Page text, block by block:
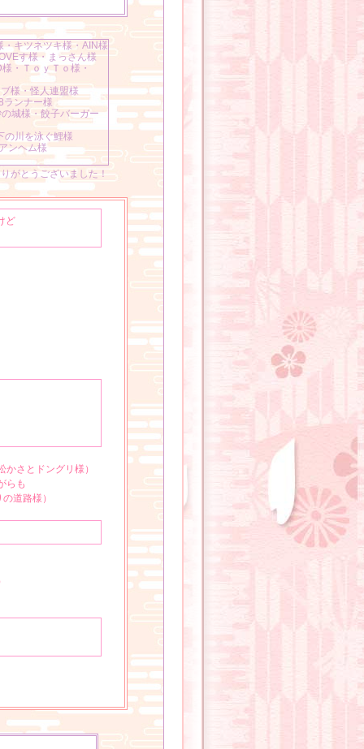
てみたい。
を見てみたい。
ます。
キツネツキ様・AIN様
す様・まっさん様
・ＴｏｙＴｏ様・
様・怪人連盟様
ランナー様
城様・餃子バーガー
の川を泳ぐ鯉様
ンヘム様
がとうございました！
ど
さとドングリ様）
らも
道路様）